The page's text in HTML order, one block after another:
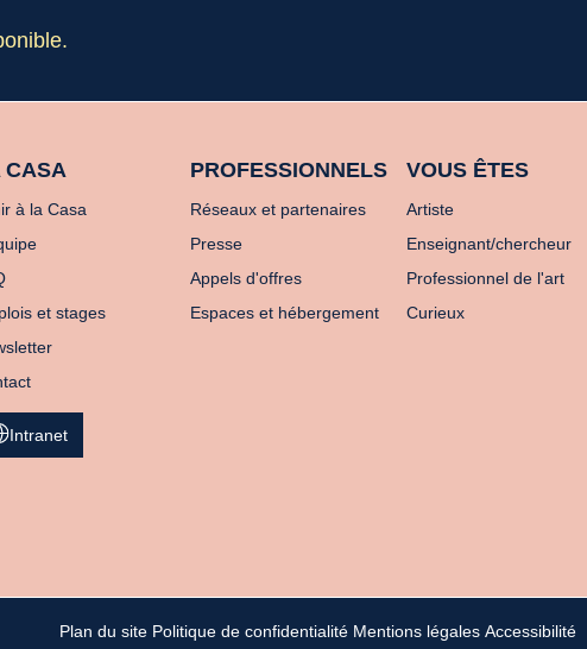
CASA
à la Casa
et stages
PROFESSIONNELS
Réseaux et partenaires
Presse
Appels d'offres
Espaces et hébergement
VOUS ÊTES
Artiste
Enseignant/chercheur
Professionnel de l'art
Curieux
Intranet
Plan du site Politique de confidentialité Mentions légales Accessibilité